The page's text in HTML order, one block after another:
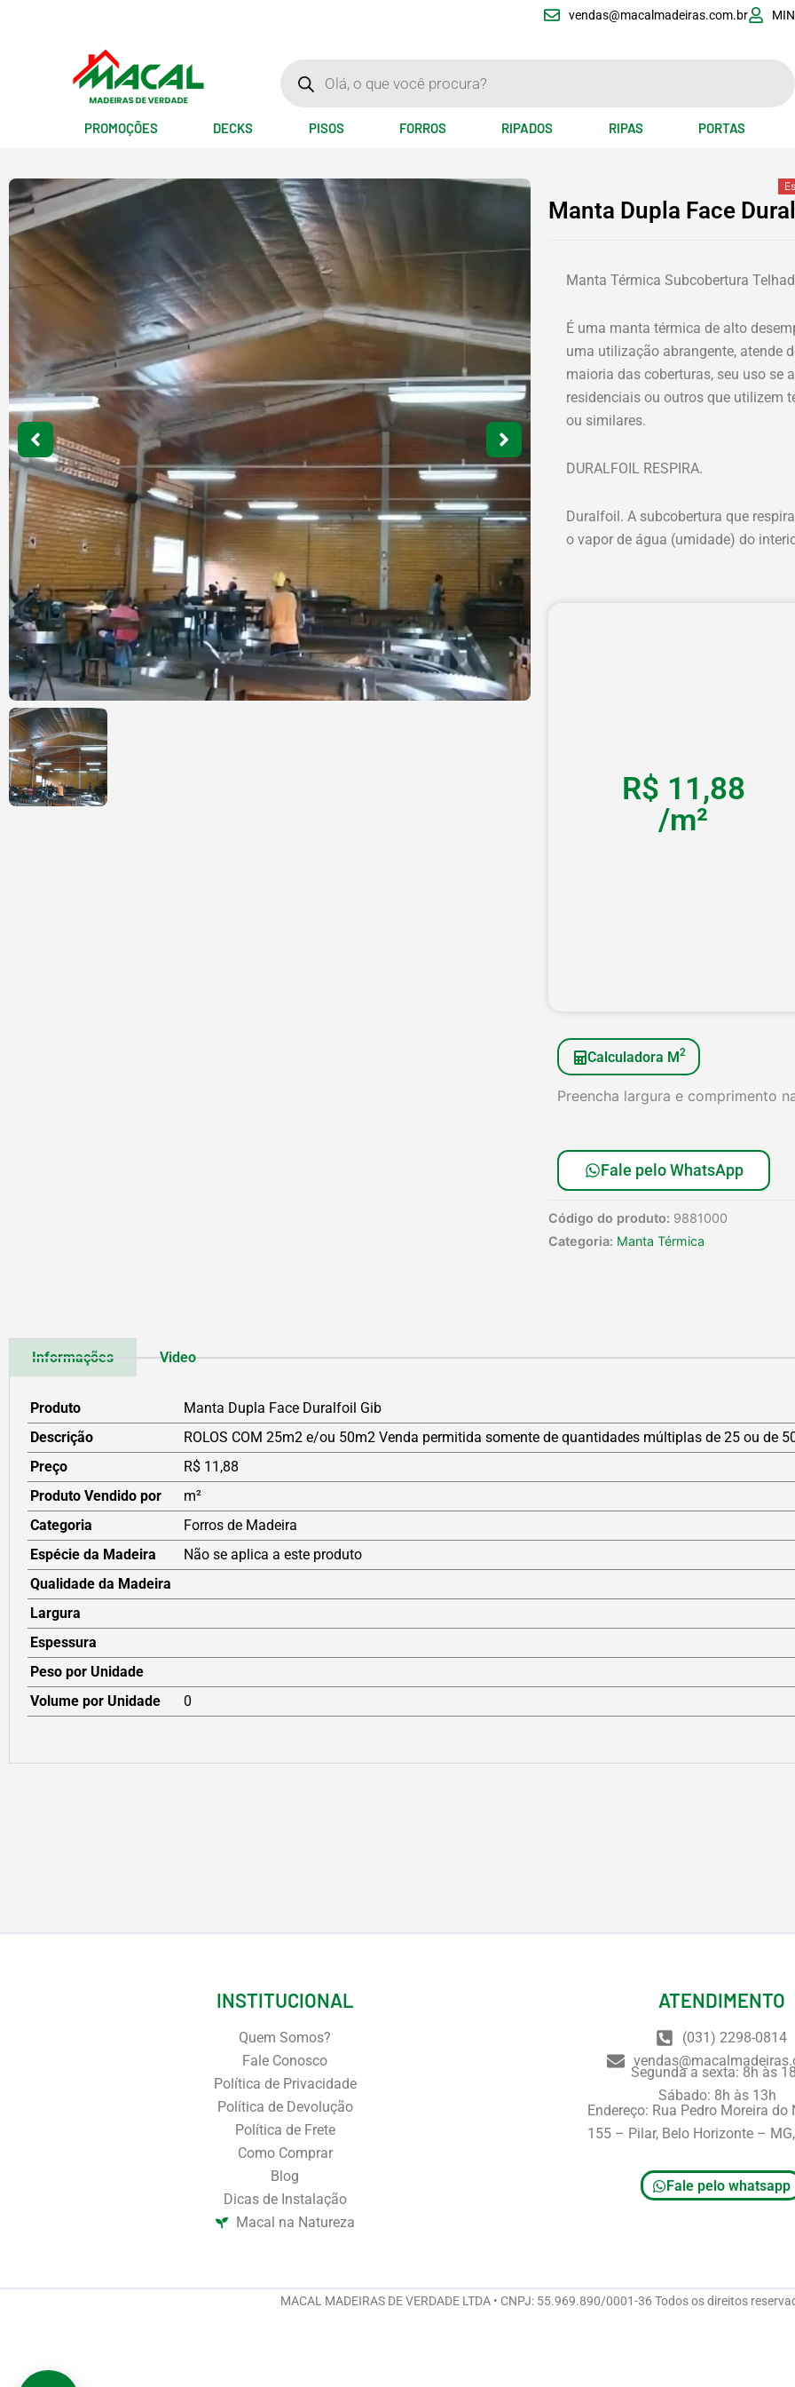
vendas@macalmadeiras.com.br
PROMOÇÕES DECKS PISOS FORROS RIPADOS RIPAS PORTAS
Manta Dupla Face
Manta Térmica Subcobertura
É uma manta térmica de alto
uma utilização abrangente, atende
maioria das coberturas, seu uso se
residenciais ou outros que utilizem
ou similares.
DURALFOIL RESPIRA.
Duralfoil. A subcobertura que
o vapor de água (umidade) do
R$ 11,88
/m²
Calculadora M2
Preencha largura e comprimento
Fale pelo WhatsApp
Código do produto: 9881000
Categoria: Manta Térmica
Informações Video
Produto
Manta Dupla Face Duralfoil Gib
Descrição
ROLOS COM 25m2 e/ou 50m2 Venda permitida somente de quantidades múltiplas de 25 ou de
Preço
R$ 11,88
Produto Vendido por
m²
Categoria
Forros de Madeira
Espécie da Madeira
Não se aplica a este produto
Qualidade da Madeira
Largura
Espessura
Peso por Unidade
Volume por Unidade
0
INSTITUCIONAL
Quem Somos?
Fale Conosco
Política de Privacidade
Política de Devolução
Política de Frete
Como Comprar
Blog
Dicas de Instalação
Macal na Natureza
ATENDIMENTO
(031) 2298-0814
Segunda a sexta: 8h às
Sábado: 8h às 13h
Endereço: Rua Pedro Moreira do
155 – Pilar, Belo Horizonte –
Fale pelo whatsapp
MACAL MADEIRAS DE VERDADE LTDA • CNPJ: 55.969.890/0001-36 Todos os direitos